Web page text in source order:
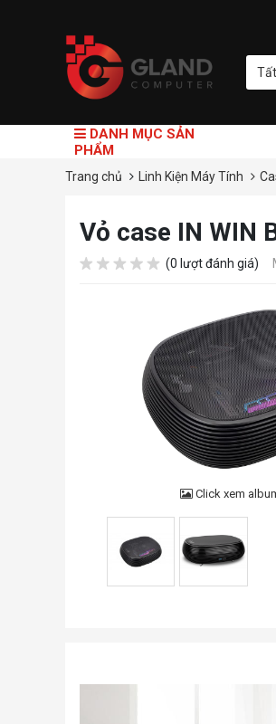
DANH MỤC SẢN
PHẨM
Trang chủ Linh Kiện Máy Tính
Vỏ case IN WIN
(0 lượt đánh giá)
Click xem